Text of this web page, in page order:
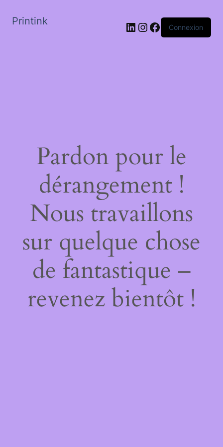
Printink LinkedIn
Instagram
Facebook
Connexion
Pardon pour le
dérangement !
Nous travaillons
sur quelque chose
de fantastique –
revenez bientôt !